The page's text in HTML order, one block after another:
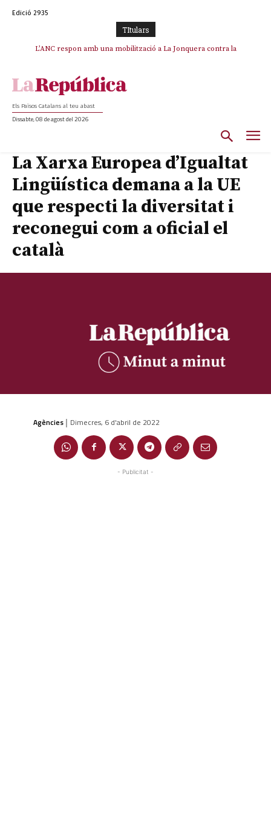
Edició 2935
TItulars
L’ANC respon amb una mobilització a La Jonquera contra la
SOS Costa Brava es planta contra la “nefasta” prolongació de la C-32 i
Els Països Catalans al teu abast
Dissabte, 08 de agost del 2026
La Xarxa Europea d’Igualtat
Lingüística demana a la UE
que respecti la diversitat i
reconegui com a oficial el
català
Agències | Dimecres, 6 d'abril de 2022
- Publicitat -